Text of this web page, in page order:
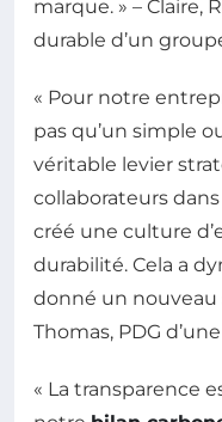
marque. » – Claire,
durable d’un
« Pour notre
pas qu’un simple
véritable levier
collaborateurs
créé une culture
durabilité. Cela a
donné un nouveau
Thomas, PDG
« La transparence